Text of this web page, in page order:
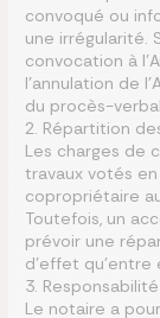
convoqué ou
une irrégularité.
convocation à
l’annulation de
du procès-
2. Répartition
Les charges de
travaux votés
copropriétaire
Toutefois, un
prévoir une
d’effet
3.
Le notaire a